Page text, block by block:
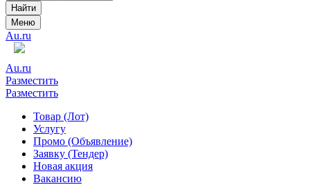
Найти
Меню
Au.ru
Au.ru
Разместить
Разместить
Товар (Лот)
Услугу
Промо (Объявление)
Заявку (Тендер)
Новая акция
Вакансию